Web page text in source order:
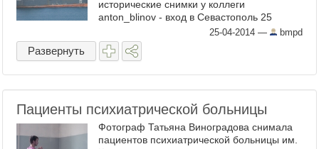
исторические снимки у коллеги
anton_blinov - вход в Севастополь 25
февраля 2014 года большого десантного
корабля Черноморского ...
25-04-2014 — bmpd
Развернуть
Пациенты психиатрической больницы
Фотограф Татьяна Виноградова снимала
пациентов психиатрической больницы им.